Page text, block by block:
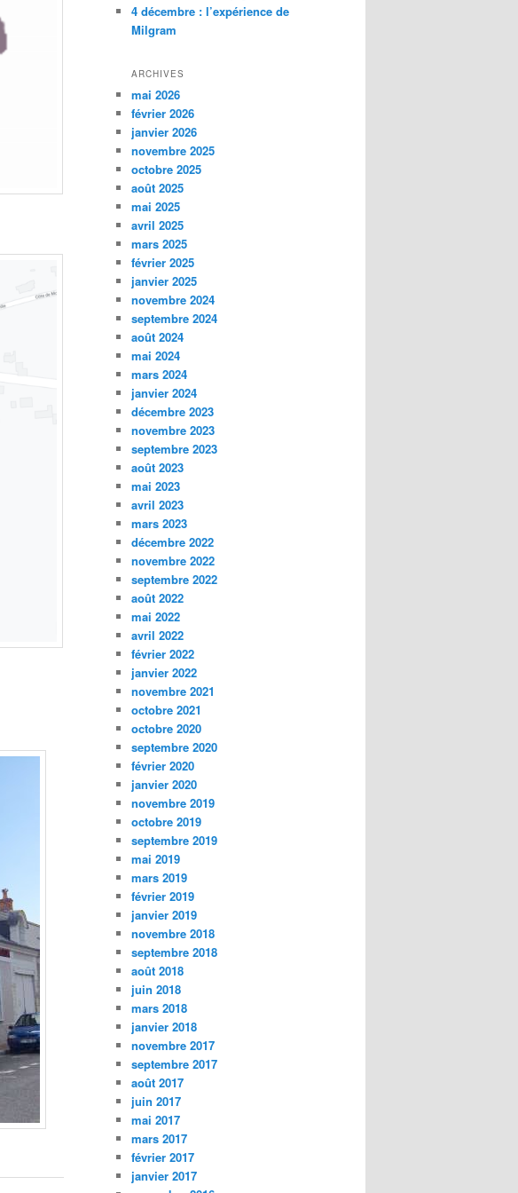
4 décembre : l’expérience de
Milgram
ARCHIVES
mai 2026
février 2026
janvier 2026
novembre 2025
octobre 2025
août 2025
mai 2025
avril 2025
mars 2025
février 2025
janvier 2025
novembre 2024
septembre 2024
août 2024
mai 2024
mars 2024
janvier 2024
décembre 2023
novembre 2023
septembre 2023
août 2023
mai 2023
avril 2023
mars 2023
décembre 2022
novembre 2022
septembre 2022
août 2022
mai 2022
avril 2022
février 2022
janvier 2022
novembre 2021
octobre 2021
octobre 2020
septembre 2020
février 2020
janvier 2020
novembre 2019
octobre 2019
septembre 2019
mai 2019
mars 2019
février 2019
janvier 2019
novembre 2018
septembre 2018
août 2018
juin 2018
mars 2018
janvier 2018
novembre 2017
septembre 2017
août 2017
juin 2017
mai 2017
mars 2017
février 2017
janvier 2017